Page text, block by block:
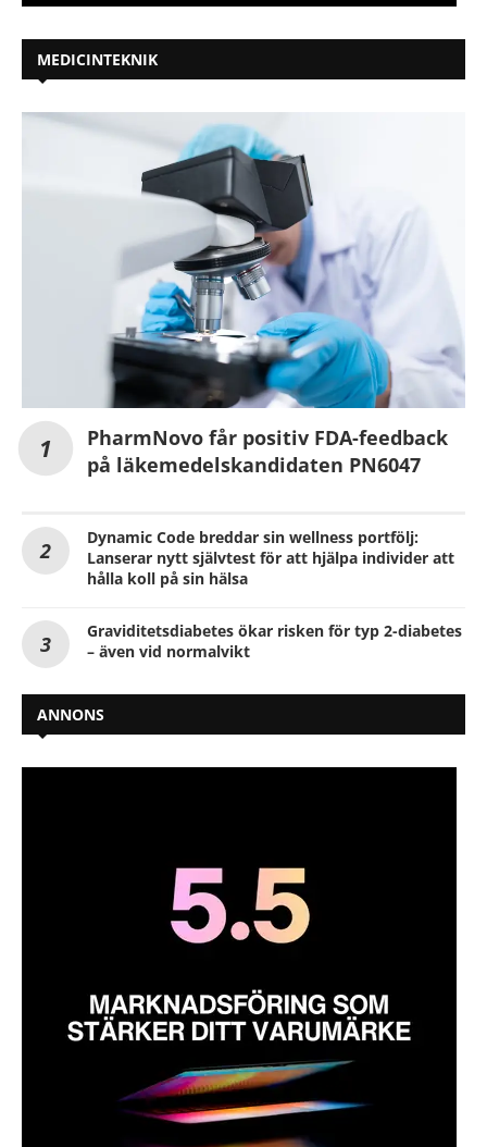
MEDICINTEKNIK
PharmNovo får positiv FDA-feedback
på läkemedelskandidaten PN6047
Dynamic Code breddar sin wellness portfölj:
Lanserar nytt självtest för att hjälpa individer att
hålla koll på sin hälsa
Graviditetsdiabetes ökar risken för typ 2-diabetes
– även vid normalvikt
ANNONS